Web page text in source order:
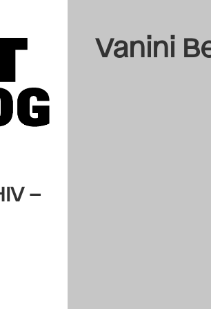
–
Vanini